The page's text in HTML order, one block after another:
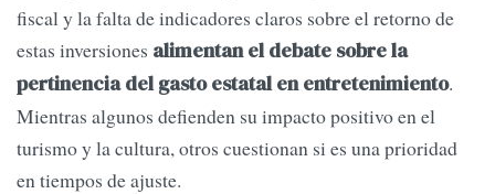
fiscal y la falta de indicadores claros sobre el retorno de
estas inversiones alimentan el debate sobre la
pertinencia del gasto estatal en entretenimiento.
Mientras algunos defienden su impacto positivo en el
turismo y la cultura, otros cuestionan si es una prioridad
en tiempos de ajuste.